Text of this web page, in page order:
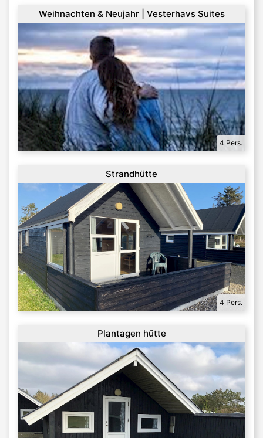
Weihnachten & Neujahr | Vesterhavs Suites
4 Pers.
Strandhütte
4 Pers.
Plantagen hütte